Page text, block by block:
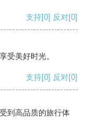
支持[0] 反对[0]
受美好时光。
支持[0] 反对[0]
到高品质的旅行体